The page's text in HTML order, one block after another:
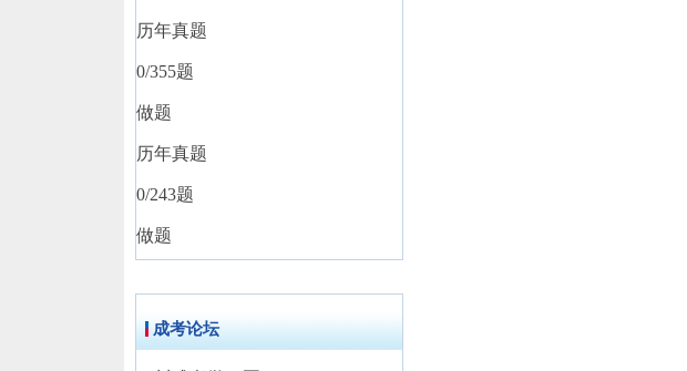
历年真题
0/355题
做题
历年真题
0/243题
做题
成考论坛